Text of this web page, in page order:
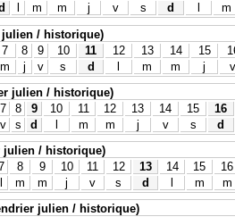
m m j v s d
m
/ historique)
7 8 9 10 11 12 13 14 15
m j v s d l m m j
v
julien / historique)
7 8 9 10 11 12 13 14 15
16
v s d m m j v s
d
julien / historique)
8 9 10 11 12 13 14 15
16
m m j v s d m
m
julien / historique)